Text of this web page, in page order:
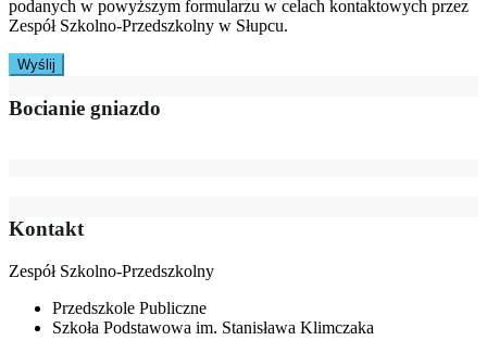
podanych w powyższym formularzu w celach kontaktowych przez
Zespół Szkolno-Przedszkolny w Słupcu.
Bocianie gniazdo
Kontakt
Zespół Szkolno-Przedszkolny
Przedszkole Publiczne
Szkoła Podstawowa im. Stanisława Klimczaka